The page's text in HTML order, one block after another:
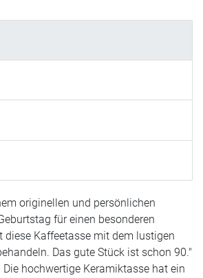
originellen und persönlichen
für einen besonderen
diese Kaffeetasse mit dem lustigen
Das gute Stück ist schon 90."
hochwertige Keramiktasse hat ein